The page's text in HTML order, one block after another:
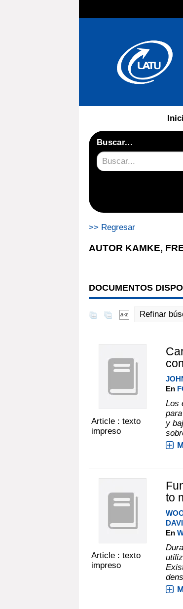
Buscar...
>> Regresar
AUTOR KAMKE,
DOCUMENTOS
Refinar
Article : texto
impreso
En
Los
y
Article : texto
impreso
to
En